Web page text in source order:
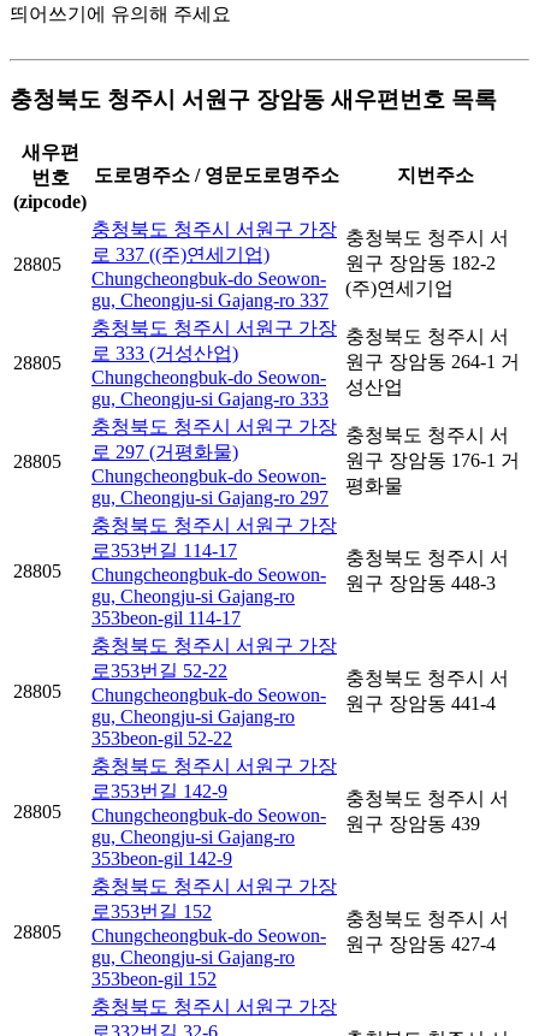
띄어쓰기에 유의해 주세요
충청북도 청주시 서원구 장암동 새우편번호 목록
새우편
번호
(zipcode)
도로명주소 / 영문도로명주소 지번주소
28805
충청북도 청주시 서원구 가장
로 337 ((주)연세기업)
Chungcheongbuk-do Seowon-
gu, Cheongju-si Gajang-ro 337
충청북도 청주시 서
원구 장암동 182-2
(주)연세기업
28805
충청북도 청주시 서원구 가장
로 333 (거성산업)
Chungcheongbuk-do Seowon-
gu, Cheongju-si Gajang-ro 333
충청북도 청주시 서
원구 장암동 264-1 거
성산업
28805
충청북도 청주시 서원구 가장
로 297 (거평화물)
Chungcheongbuk-do Seowon-
gu, Cheongju-si Gajang-ro 297
충청북도 청주시 서
원구 장암동 176-1 거
평화물
28805
충청북도 청주시 서원구 가장
로353번길 114-17
Chungcheongbuk-do Seowon-
gu, Cheongju-si Gajang-ro
353beon-gil 114-17
충청북도 청주시 서
원구 장암동 448-3
28805
충청북도 청주시 서원구 가장
로353번길 52-22
Chungcheongbuk-do Seowon-
gu, Cheongju-si Gajang-ro
353beon-gil 52-22
충청북도 청주시 서
원구 장암동 441-4
28805
충청북도 청주시 서원구 가장
로353번길 142-9
Chungcheongbuk-do Seowon-
gu, Cheongju-si Gajang-ro
353beon-gil 142-9
충청북도 청주시 서
원구 장암동 439
28805
충청북도 청주시 서원구 가장
로353번길 152
Chungcheongbuk-do Seowon-
gu, Cheongju-si Gajang-ro
353beon-gil 152
충청북도 청주시 서
원구 장암동 427-4
충청북도 청주시 서원구 가장